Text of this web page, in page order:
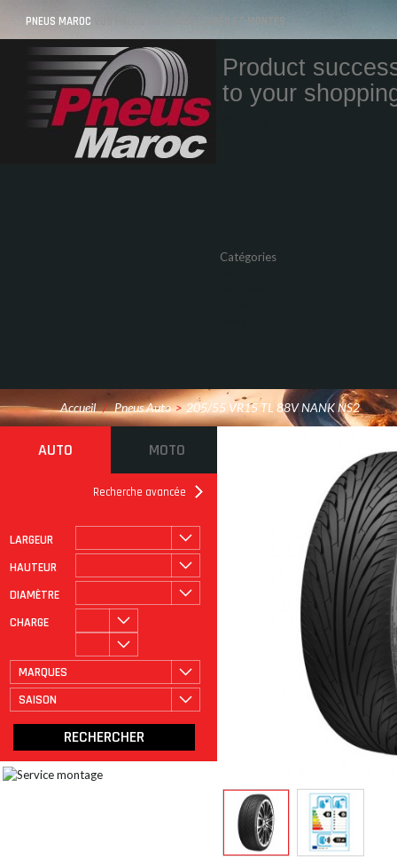
PNEUS MAROC VOS PNEUS AU MAROC LIVRÉS ET MONTÉS
Product
to your
Catégories
Accueil / Pneus Auto > 205/55 VR15 TL 88V NANK NS2
AUTO MOTO
Recherche avancée
LARGEUR
HAUTEUR
DIAMÈTRE
CHARGE
MARQUES
SAISON
ROULAGE À PLAT